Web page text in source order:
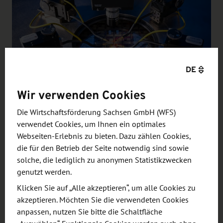
Forschung an komplexen elektronischen
Systemen
Die Wissenschaftler am Institutsteil Entwicklung
Adaptiver Systeme EAS des Fraunhofer IIS in
Dresden arbeiten an Schlüsseltechnologien für die
vernetzte Welt von morgen. Schwerpunkte hierbei
sind der Entwurf komplexer elektronischer
Systeme sowie praxiserprobte KI-Anwendungen für
Unternehmen.
DE
Wir verwenden Cookies
Die Wirtschaftsförderung Sachsen GmbH (WFS)
verwendet Cookies, um Ihnen ein optimales
Webseiten-Erlebnis zu bieten. Dazu zählen Cookies,
die für den Betrieb der Seite notwendig sind sowie
solche, die lediglich zu anonymen Statistikzwecken
genutzt werden.
Klicken Sie auf „Alle akzeptieren“, um alle Cookies zu
akzeptieren. Möchten Sie die verwendeten Cookies
anpassen, nutzen Sie bitte die Schaltfläche